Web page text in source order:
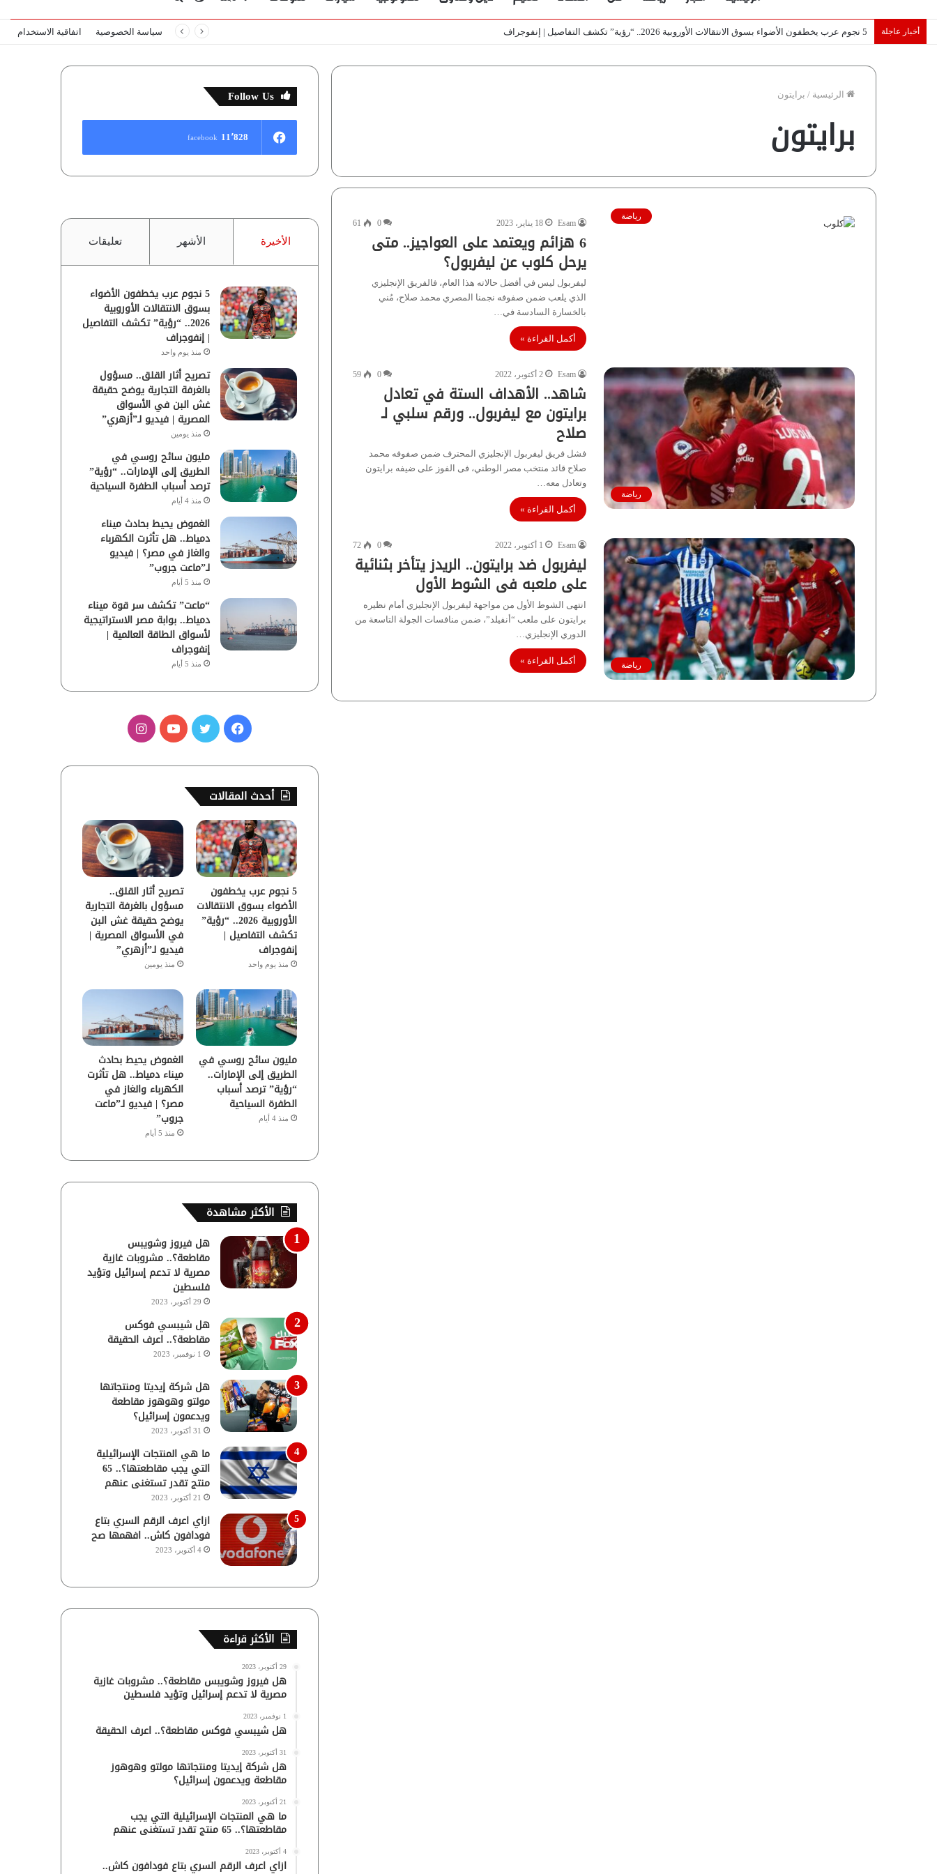
عنالمظلم
أخبار عاجلة تصريح أثار القلق.. مسؤول بالغرفة التجارية يوضح حقيقة غش البن في الأسواق المصرية | فيديو لـ”أزهري” سياسة الخصوصية اتفاقية الاستخدام
الرئيسية / برايتون
برايتون
رياضة
Esam 18 يناير، 2023 0
61
6 هزائم ويعتمد على العواجيز.. متى
يرحل كلوب عن ليفربول؟
ليفربول ليس في أفضل حالاته هذا العام، فالفريق الإنجليزي
الذي يلعب ضمن صفوفه نجمنا المصري محمد صلاح، مُني
بالخسارة السادسة في…
أكمل القراءة »
رياضة
Esam 2 أكتوبر، 2022 0
59
شاهد.. الأهداف الستة في تعادل
برايتون مع ليفربول.. ورقم سلبي لـ
صلاح
فشل فريق ليفربول الإنجليزي المحترف ضمن صفوفه محمد
صلاح قائد منتخب مصر الوطني، فى الفوز على ضيفه برايتون
وتعادل معه…
أكمل القراءة »
رياضة
Esam 1 أكتوبر، 2022 0
72
ليفربول ضد برايتون.. الريدز يتأخر بثنائية
على ملعبه فى الشوط الأول
انتهى الشوط الأول من مواجهة ليفربول الإنجليزي أمام نظيره
برايتون على ملعب “أنفيلد”، ضمن منافسات الجولة التاسعة من
الدوري الإنجليزي…
أكمل القراءة »
Follow Us
11٬828 facebook
الأخيرة الأشهر تعليقات
5 نجوم عرب يخطفون الأضواء
بسوق الانتقالات الأوروبية
2026.. “رؤية” تكشف التفاصيل
| إنفوجراف
منذ يوم واحد
تصريح أثار القلق.. مسؤول
بالغرفة التجارية يوضح حقيقة
غش البن في الأسواق
المصرية | فيديو لـ”أزهري”
منذ يومين
مليون سائح روسي في
الطريق إلى الإمارات.. “رؤية”
ترصد أسباب الطفرة السياحية
منذ 4 أيام
الغموض يحيط بحادث ميناء
دمياط.. هل تأثرت الكهرباء
والغاز في مصر؟ | فيديو
لـ”ماعت جروب”
منذ 5 أيام
“ماعت” تكشف سر قوة ميناء
دمياط.. بوابة مصر الاستراتيجية
لأسواق الطاقة العالمية |
إنفوجراف
منذ 5 أيام
ف
س
و
ك
ي
ر
و
ب
ا
ق
ر
ا
م
أحدث المقالات
5 نجوم عرب يخطفون
الأضواء بسوق الانتقالات
الأوروبية 2026.. “رؤية”
تكشف التفاصيل |
إنفوجراف
منذ يوم واحد
تصريح أثار القلق..
مسؤول بالغرفة التجارية
يوضح حقيقة غش البن
في الأسواق المصرية |
فيديو لـ”أزهري”
منذ يومين
مليون سائح روسي في
الطريق إلى الإمارات..
“رؤية” ترصد أسباب
الطفرة السياحية
منذ 4 أيام
الغموض يحيط بحادث
ميناء دمياط.. هل تأثرت
الكهرباء والغاز في
مصر؟ | فيديو لـ”ماعت
جروب”
منذ 5 أيام
الأكثر مشاهدة
هل فيروز وشويبس
مقاطعة؟.. مشروبات غازية
مصرية لا تدعم إسرائيل وتؤيد
فلسطين
29 أكتوبر، 2023
هل شيبسي فوكس
مقاطعة؟.. اعرف الحقيقة
1 نوفمبر، 2023
هل شركة إيديتا ومنتجاتها
مولتو وهوهوز مقاطعة
ويدعمون إسرائيل؟
31 أكتوبر، 2023
ما هي المنتجات الإسرائيلية
التي يجب مقاطعتها؟.. 65
منتج تقدر تستغنى عنهم
21 أكتوبر، 2023
ازاي اعرف الرقم السري بتاع
فودافون كاش.. افهمها صح
4 أكتوبر، 2023
الأكثر قراءة
29 أكتوبر، 2023
هل فيروز وشويبس مقاطعة؟.. مشروبات غازية
مصرية لا تدعم إسرائيل وتؤيد فلسطين
1 نوفمبر، 2023
هل شيبسي فوكس مقاطعة؟.. اعرف الحقيقة
31 أكتوبر، 2023
هل شركة إيديتا ومنتجاتها مولتو وهوهوز
مقاطعة ويدعمون إسرائيل؟
21 أكتوبر، 2023
ما هي المنتجات الإسرائيلية التي يجب
مقاطعتها؟.. 65 منتج تقدر تستغنى عنهم
4 أكتوبر، 2023
ازاي اعرف الرقم السري بتاع فودافون كاش..